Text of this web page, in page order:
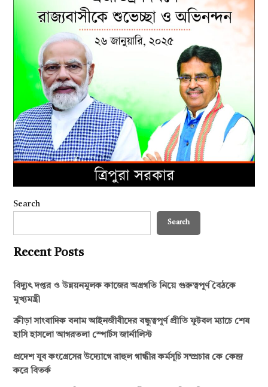
Search
Search
Recent Posts
বিদ্যুৎ দপ্তর ও উন্নয়নমূলক কাজের অগ্রগতি নিয়ে গুরুত্বপূর্ণ বৈঠকে
মুখ্যমন্ত্রী
ক্রীড়া সাংবাদিক বনাম আইনজীবীদের বন্ধুত্বপূর্ণ প্রীতি ফুটবল ম্যাচে শেষ
হাসি হাসলো আগরতলা স্পোর্টস জার্নালিস্ট
প্রদেশ যুব কংগ্রেসের উদ্যোগে রাহুল গান্ধীর কর্মসূচি সম্প্রচার কে কেন্দ্র
করে বিতর্ক